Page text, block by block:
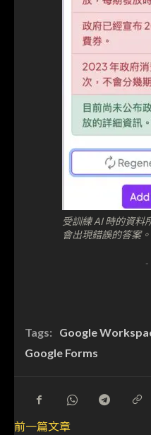
受訓練 AI 時的資料
會出現錯誤的答案。
-
Tags: Google
Google Forms
前一篇文章